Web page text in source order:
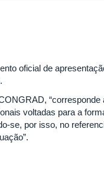
oficial de
voltadas para a
se, por isso, no